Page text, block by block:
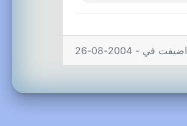
اضيفت في - 2004-08-26